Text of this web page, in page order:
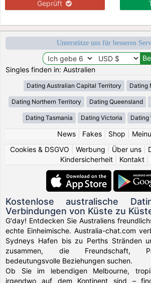
Geprüft
Unterstütze uns für besseren
Singles finden in: Australien
Dating Australian Capital Territory Dating
Dating Northern Territory Dating Queensland
Dating Tasmania Dating Victoria Dating
News| Fakes| Shop
Cookies & DSGVO
Werbung Über uns
Kindersicherheit
Kontakt
Kostenlose australische
Verbindungen von Küste zu
G'day! Entdecken Sie Australiens
echte Einheimische. Australia-chat.com
Sydneys Hafen bis zu Perths Stränden
zusammen, die Freundschaft,
bedeutungsvolle Beziehungen suchen.
Ob Sie im lebendigen Melbourne,
irgendwo auf dem Kontinent sind –